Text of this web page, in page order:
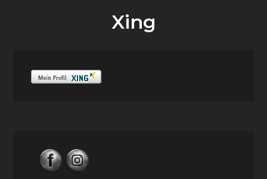
Xing